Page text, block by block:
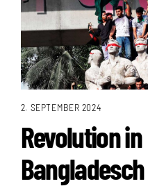
2. SEPTEMBER 2024
Revolution in
Bangladesch